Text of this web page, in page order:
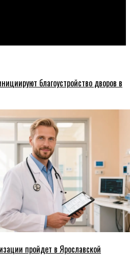
благоустройство дворов в
пройдет в Ярославской